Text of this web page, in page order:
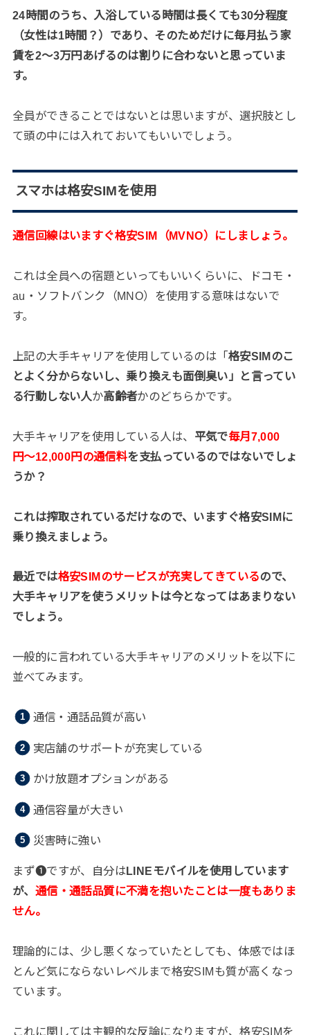
24時間のうち、入浴している時間は長くても30分程度
（女性は1時間？）であり、そのためだけに毎月払う家
賃を2〜3万円あげるのは割りに合わないと思っていま
す。
全員ができることではないとは思いますが、選択肢とし
て頭の中には入れておいてもいいでしょう。
スマホは格安SIMを使用
通信回線はいますぐ格安SIM（MVNO）にしましょう。
これは全員への宿題といってもいいくらいに、ドコモ・
au・ソフトバンク（MNO）を使用する意味はないで
す。
上記の大手キャリアを使用しているのは「格安SIMのこ
とよく分からないし、乗り換えも面倒臭い」と言ってい
る行動しない人か高齢者かのどちらかです。
大手キャリアを使用している人は、 平気で毎月7,000
円〜12,000円の通信料を支払っているのではないでしょ
うか？
これは搾取されているだけなので、いますぐ格安SIMに
乗り換えましょう。
最近では格安SIMのサービスが充実してきているので、
大手キャリアを使うメリットは今となってはあまりない
でしょう。
一般的に言われている大手キャリアのメリットを以下に
並べてみます。
通信・通話品質が高い
実店舗のサポートが充実している
かけ放題オプションがある
通信容量が大きい
災害時に強い
まず❶ですが、自分はLINEモバイルを使用しています
が、 通信・通話品質に不満を抱いたことは一度もありま
せん。
理論的には、少し悪くなっていたとしても、体感ではほ
とんど気にならないレベルまで格安SIMも質が高くなっ
ています。
これに関しては主観的な反論になりますが、格安SIMを